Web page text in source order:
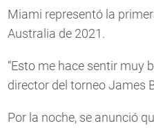
Miami representó la
Australia de 2021.
“Esto me hace sentir muy
director del torneo James
Por la noche, se anunció